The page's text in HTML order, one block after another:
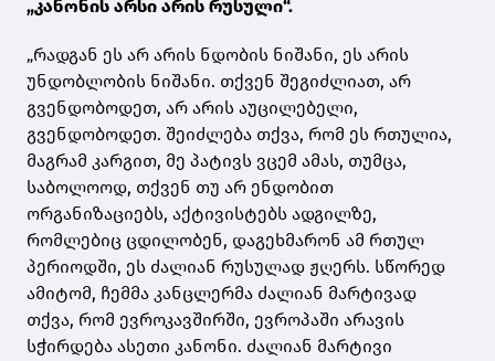
„კანონის არსი არის რუსული“.
„რადგან ეს არ არის ნდობის ნიშანი, ეს არის
უნდობლობის ნიშანი. თქვენ შეგიძლიათ, არ
გვენდობოდეთ, არ არის აუცილებელი,
გვენდობოდეთ. შეიძლება თქვა, რომ ეს რთულია,
მაგრამ კარგით, მე პატივს ვცემ ამას, თუმცა,
საბოლოოდ, თქვენ თუ არ ენდობით
ორგანიზაციებს, აქტივისტებს ადგილზე,
რომლებიც ცდილობენ, დაგეხმარონ ამ რთულ
პერიოდში, ეს ძალიან რუსულად ჟღერს. სწორედ
ამიტომ, ჩემმა კანცლერმა ძალიან მარტივად
თქვა, რომ ევროკავშირში, ევროპაში არავის
სჭირდება ასეთი კანონი. ძალიან მარტივი